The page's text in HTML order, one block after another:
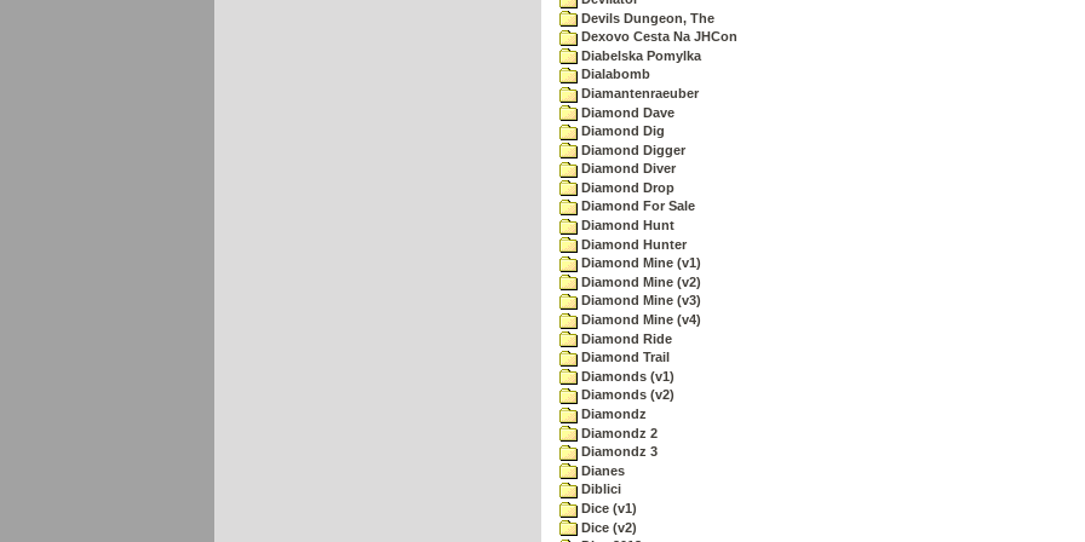
Devils Dungeon, The
Dexovo Cesta Na JHCon
Diabelska Pomylka
Dialabomb
Diamantenraeuber
Diamond Dave
Diamond Dig
Diamond Digger
Diamond Diver
Diamond Drop
Diamond For Sale
Diamond Hunt
Diamond Hunter
Diamond Mine (v1)
Diamond Mine (v2)
Diamond Mine (v3)
Diamond Mine (v4)
Diamond Ride
Diamond Trail
Diamonds (v1)
Diamonds (v2)
Diamondz
Diamondz 2
Diamondz 3
Dianes
Diblici
Dice (v1)
Dice (v2)